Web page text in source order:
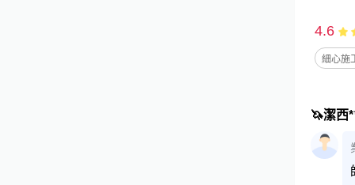
4.6
細心施
🦄潔西